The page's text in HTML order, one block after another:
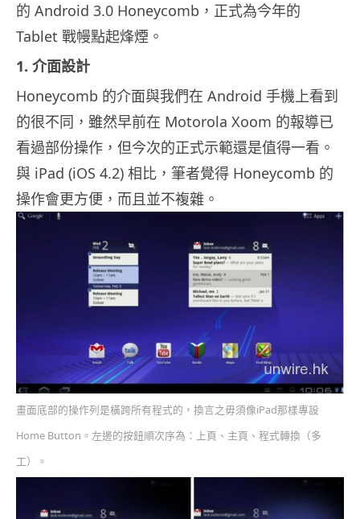
的 Android 3.0 Honeycomb，正式為今年的
Tablet 戰幔點起烽煙。
1. 介面設計
Honeycomb 的介面與我們在 Android 手機上看到
的很不同，雖然早前在 Motorola Xoom 的報導已
看過部份操作，但今次的正式示範還是值得一看。
與 iPad (iOS 4.2) 相比，筆者覺得 Honeycomb 的
操作會更方便，而且並不複雜。
畫面底部的操作列是橫跨所有程式的，換言之毋須像iPad那樣專設
Home Button。左邊的按鈕順次序為：上頁、主頁、程式轉換（多
工）。